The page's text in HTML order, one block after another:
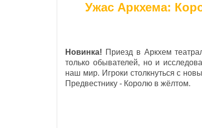
Ужас Аркхема:
Новинка! Приезд в Аркхем
только обывателей, но и
наш мир. Игроки столкнуться с
Предвестнику - Королю в жёлтом.